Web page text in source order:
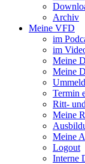
Archiv
Meine VFD
im
im
Meine
Meine
Termin
Ritt-
Meine
Meine
Logout
Interne